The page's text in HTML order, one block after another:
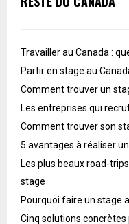
Travailler au Canada :
Partir en stage au
Comment trouver un
Les entreprises qui
Comment trouver son
5 avantages à réaliser
Les plus beaux road-
stage
Pourquoi faire un stage
Cinq solutions